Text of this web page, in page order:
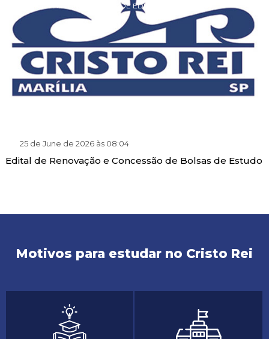
PROGRAMA DE GRATUIDADE EDUCACIONAL
25 de June de 2026 às 08:04
Edital de Renovação e Concessão de Bolsas de Estudo
Motivos para estudar no Cristo Rei